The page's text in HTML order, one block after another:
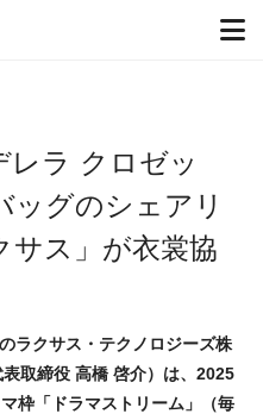
ラ クロゼッ
ッグのシェアリ
サス」が衣裳協
ラクサス・テクノロジーズ株
取締役 高橋 啓介）は、2025
枠「ドラマストリーム」（毎